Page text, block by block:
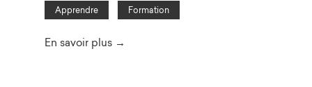
Apprendre Formation
En savoir plus →